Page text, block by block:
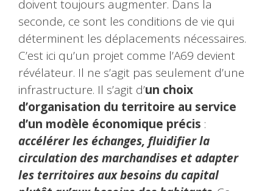
doivent toujours augmenter. Dans la
seconde, ce sont les conditions de vie qui
déterminent les déplacements nécessaires.
C’est ici qu’un projet comme l’A69 devient
révélateur. Il ne s’agit pas seulement d’une
infrastructure. Il s’agit d’un choix
d’organisation du territoire au service
d’un modèle économique précis :
accélérer les échanges, fluidifier la
circulation des marchandises et adapter
les territoires aux besoins du capital